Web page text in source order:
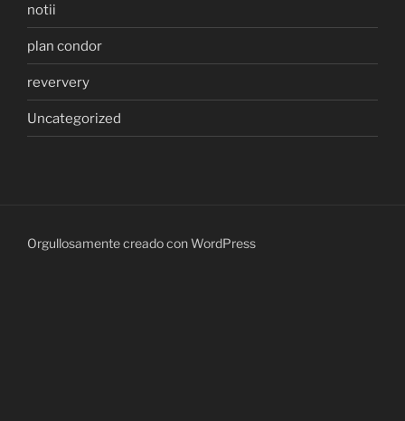
notii
plan condor
reververy
Uncategorized
Orgullosamente creado con WordPress